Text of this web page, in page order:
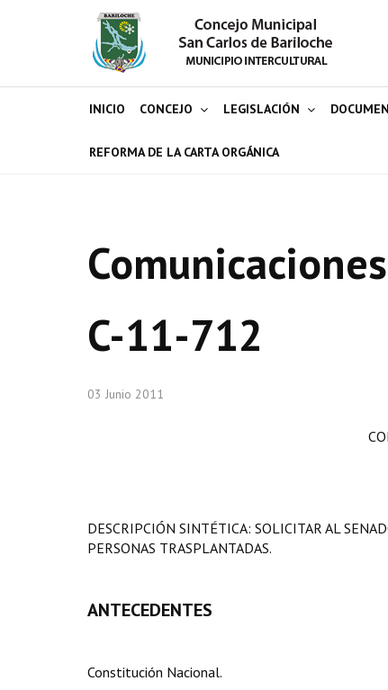
INICIO CONCEJO LEGISLACIÓN
REFORMA DE LA CARTA ORGÁNICA
Comunicaciones
C-11-712
03 Junio 2011
DESCRIPCIÓN SINTÉTICA: SOLICITAR AL
PERSONAS TRASPLANTADAS.
ANTECEDENTES
Constitución Nacional.